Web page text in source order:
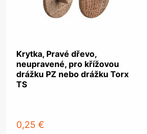
Krytka, Pravé dřevo,
neupravené, pro křížovou
drážku PZ nebo drážku Torx
TS
0,25 €